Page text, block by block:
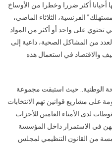
أحيانا أكثر ضررا وخطرا من الأوساخ
ونشرت مجلة “60 مليون مستهلك” الفرنسية، الثلاثاء الماضي،
تحتوي على واحد أو أكثر من المواد
من المشاكل الصحية، داعية إلى
والاقتصاد في استعمال هذه
الوطنية.. حيث استبقت مجموعة
على مشاريع قوانين تهم الانتخابات
لدى الأمناء العامين للأحزاب
في الاستمرار داخل المؤسسة
من القانون التنظيمي لمجلس